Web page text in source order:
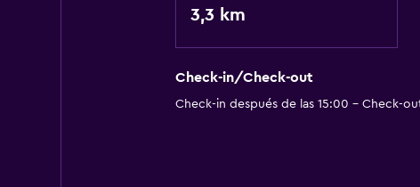
3,3 km
Check-in/Check-out
Check-in después de las 15:00 - Check-